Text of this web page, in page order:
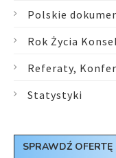
Polskie
Rok Życia
Referaty,
Statystyki
SPRAWDŹ OFERTĘ